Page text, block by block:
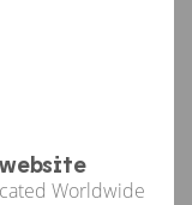
Worldwide